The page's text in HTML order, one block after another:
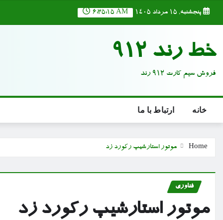
پنجشنبه, ۱۵ مرداد ۱۴۰۵ 6:35:15 AM
خط رند 912
فروش سیم کارت 912 رند
خانه ارتباط با ما
Home موتور استارشیپ رکورد زد
فناوری
موتور استارشیپ رکورد زد